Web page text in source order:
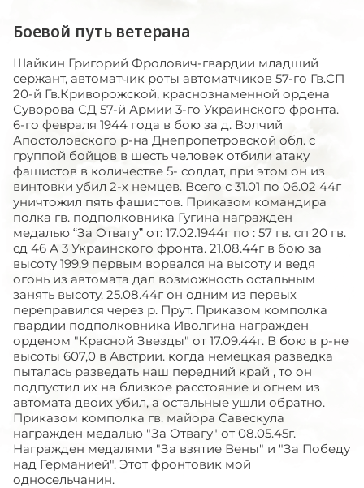
Боевой путь ветерана
Шайкин Григорий Фролович-гвардии младший
сержант, автоматчик роты автоматчиков 57-го Гв.СП
20-й Гв.Криворожской, краснознаменной ордена
Суворова СД 57-й Армии 3-го Украинского фронта.
6-го февраля 1944 года в бою за д. Волчий
Апостоловского р-на Днепропетровской обл. с
группой бойцов в шесть человек отбили атаку
фашистов в количестве 5- солдат, при этом он из
винтовки убил 2-х немцев. Всего с 31.01 по 06.02 44г
уничтожил пять фашистов. Приказом командира
полка гв. подполковника Гугина награжден
медалью “За Отвагу” от: 17.02.1944г по : 57 гв. сп 20 гв.
сд 46 А 3 Украинского фронта. 21.08.44г в бою за
высоту 199,9 первым ворвался на высоту и ведя
огонь из автомата дал возможность остальным
занять высоту. 25.08.44г он одним из первых
переправился через р. Прут. Приказом комполка
гвардии подполковника Иволгина награжден
орденом "Красной Звезды" от 17.09.44г. В бою в р-не
высоты 607,0 в Австрии. когда немецкая разведка
пыталась разведать наш передний край , то он
подпустил их на близкое расстояние и огнем из
автомата двоих убил, а остальные ушли обратно.
Приказом комполка гв. майора Савескула
награжден медалью "За Отвагу" от 08.05.45г.
Награжден медалями "За взятие Вены" и "За Победу
над Германией". Этот фронтовик мой
односельчанин.